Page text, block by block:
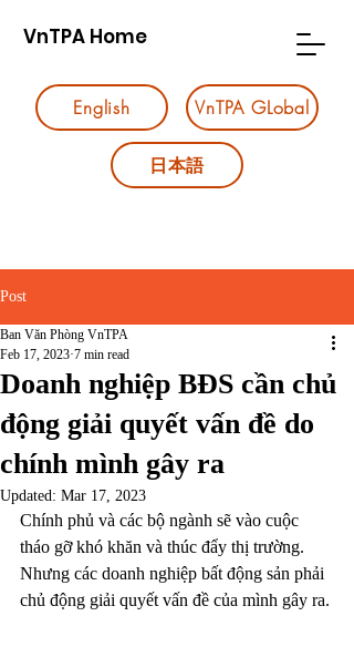
VnTPA Home
English VnTPA GLobal
日本語
Post
Doanh nghiệp BĐS cần chủ
động giải quyết vấn đề do
chính mình gây ra
Ban Văn Phòng VnTPA
Feb 17, 2023 7 min read
Updated: Mar 17, 2023
Chính phủ và các bộ ngành sẽ vào cuộc
tháo gỡ khó khăn và thúc đẩy thị trường.
Nhưng các doanh nghiệp bất động sản phải
chủ động giải quyết vấn đề của mình gây ra.